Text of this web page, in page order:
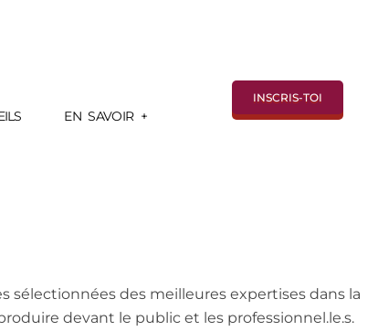
EN SAVOIR +
INSCRIS-TOI
sélectionnées des meilleures expertises dans la